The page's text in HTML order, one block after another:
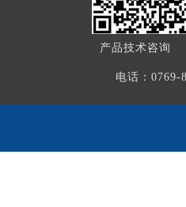
产品技术咨询
电话：0769-